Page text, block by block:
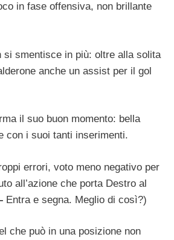
in fase offensiva, non brillante
si smentisce in più: oltre alla solita
anche un assist per il gol
il suo buon momento: bella
con i suoi tanti inserimenti.
errori, voto meno negativo per
all’azione che porta Destro al
Entra e segna. Meglio di così?)
che può in una posizione non